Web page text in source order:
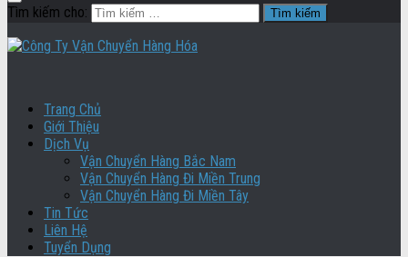
Tìm kiếm cho:
Trang Chủ
Giới Thiệu
Dịch Vụ
Vận Chuyển Hàng Bắc Nam
Vận Chuyển Hàng Đi Miền Trung
Vận Chuyển Hàng Đi Miền Tây
Tin Tức
Liên Hệ
Tuyển Dụng